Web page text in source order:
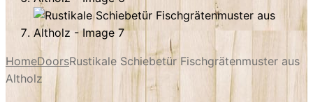
HomeDoorsRustikale Schiebetür Fischgrätenmuster aus
Altholz